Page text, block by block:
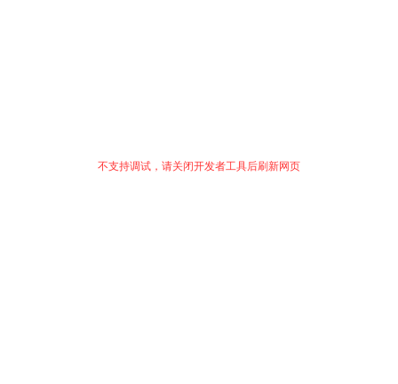
不支持调试，请关闭开发者工具后刷新网页